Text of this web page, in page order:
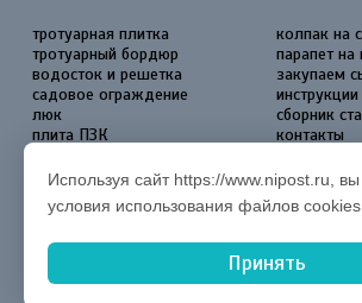
тротуарная плитка
тротуарный бордюр
водосток и решетка
садовое ограждение
люк
плита ПЗК
колпак на
парапет на
закупаем
сборник
контакты
Используя сайт https://www.nipost.ru,
условия использования файлов cookies.
Принять